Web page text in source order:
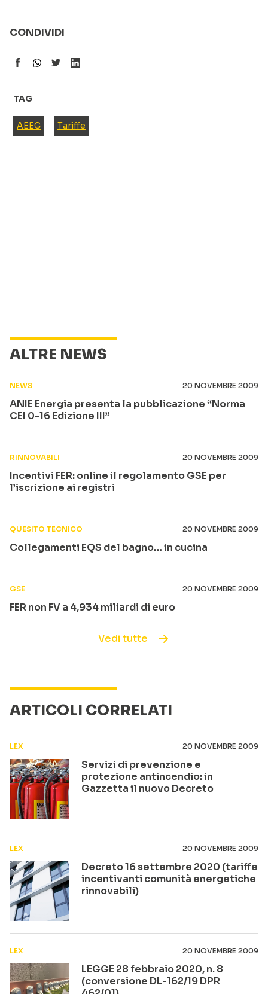
CONDIVIDI
TAG
AEEG Tariffe
ALTRE NEWS
NEWS 20 NOVEMBRE 2009
ANIE Energia presenta la pubblicazione “Norma
CEI 0-16 Edizione III”
RINNOVABILI 20 NOVEMBRE 2009
Incentivi FER: online il regolamento GSE per
l’iscrizione ai registri
QUESITO TECNICO 20 NOVEMBRE 2009
Collegamenti EQS del bagno… in cucina
GSE 20 NOVEMBRE 2009
FER non FV a 4,934 miliardi di euro
Vedi tutte
ARTICOLI CORRELATI
LEX 20 NOVEMBRE 2009
Servizi di prevenzione e
protezione antincendio: in
Gazzetta il nuovo Decreto
LEX 20 NOVEMBRE 2009
Decreto 16 settembre 2020 (tariffe
incentivanti comunità energetiche
rinnovabili)
LEX 20 NOVEMBRE 2009
LEGGE 28 febbraio 2020, n. 8
(conversione DL-162/19 DPR